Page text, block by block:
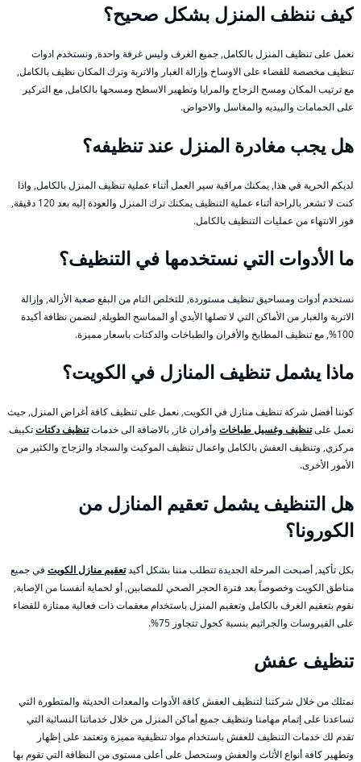
كيف ننظف المنزل بشكل صحيح؟
نعمل على تنظيف المنزل بالكامل, جميع الغرف وليس غرفة واحدة, ونستخدم ادوات
تنظيف مخصصة للقضاء على الاوساخ وإزالة الغبار والاتربة وترك المكان نظيف بالكامل,
مع ترتيب المكان ومسح الزجاج والمرايا وتطهير الاسطح ومسحها بالكامل, مع التركير
على الحمامات والبيديه والمغاسل والاحواض.
هل يجب مغادرة المنزل عند تنظيفه؟
لديكم الحرية في هذا, يمكنك مراقبة سير العمل أثناء عملية تنظيف المنزل بالكامل, واذا
كنت لا تشعر بالراحة أثناء عملية التنظيف يمكنك ترك المنزل والعودة إليه بعد 120 دقيقة,
فور الانتهاء من عمليات التنظيف بالكامل.
ما الأدوات التي نستخدمها في التنظيف؟
نستخدم أدوات ومساحيق تنظيف مستوردة, للتخلص التام من البقع صعبة الأزالة, وإزالة
الاتربة والغبار من الأماكن التي لا تصلها الأيدي أو المماسح الطويلة, لنضمن نظافة أكيدة
100%, مع تنظيف المطابخ والأفران والطباخات والدكتات باسعار مميزة.
ماذا يشمل تنظيف المنازل في الكويت؟
كوننا أفضل شركة تنظيف منازل في الكويت, نعمل على تنظيف كافة أغراض المنزل, حيث
نعمل علىتنظيف وغسيل طباخات وأفران غاز, بالاضافة الى خدماتتنظيف دكتاتتكييف
مركزي, وتنظيف العفش بالكامل واعمال تنظيف الموكيت والسجاد والزجاج والكثير من
الأمور الأخرى.
هل التنظيف يشمل تعقيم المنازل من
الكورونا؟
بكل تأكيد, أصبحت المرحلة الجديدة تتطلب مننا بشكل أكيدتعقيم منازل الكويت في جميع
مناطق الكويت وخصوصاً بعد فترة الحجر الصحي للمصابين, أو لحماية أنفسنا من الإصابة,
نقوم بتعقيم الغرف بالكامل وتعقيم المنزل باستخدام معقمات ذات فعالية ممتازة للقضاء
على الفيروسات والجراثيم بنسبة كحول تتجاوز 75%.
تنظيف عفش
نمتلك من خلال شركتنا لتنظيف العفش كافة الأدوات والمعدات الحديثة والمتطورة التي
تساعدنا على إتمام مهامنا وتنظيف جميع أماكن المنزل من خلال خدماتنا النسائية التي
تقدم لك خدمات التنظيف للعفش باستخدام مواد تنظيفية مميزة وتعتمد على إظهار
وتطهير كافة أنواع الأثاث والعفش وستحصل على أعلى مستوى من النظافة التي تقوم بها